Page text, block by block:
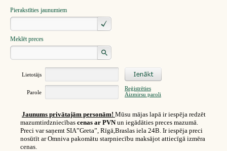
Pierakstīties jaunumiem
Meklēt preces
Lietotājs
Parole
Reģistrēties
Aizmirsu paroli
Jaunums privātajām personām! Mūsu mājas lapā ir iespēja redzēt
mazumtirdzniecības cenas ar PVNun iegādāties preces mazumā.
Preci var saņemt SIA”Greta”, Rīgā,Braslas iela 24B. Ir iespēja preci
nosūtīt ar Omniva pakomātu starpniecību maksājot attiecīgā izmēra
cenas.